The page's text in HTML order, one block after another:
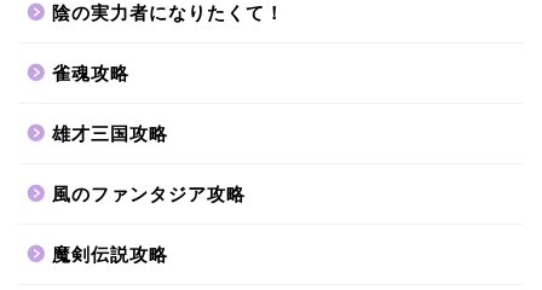
陰の実力者になりたくて！
雀魂攻略
雄才三国攻略
風のファンタジア攻略
魔剣伝説攻略